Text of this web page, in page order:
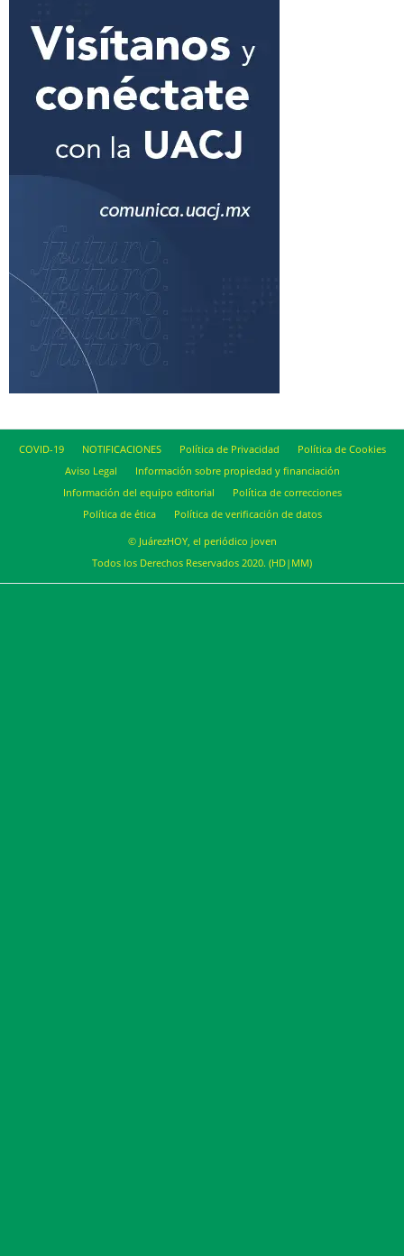
COVID-19 NOTIFICACIONES Política de Privacidad
Política de Cookies
Aviso Legal
Información sobre propiedad y financiación
Información del equipo editorial
Política de correcciones
Política de ética
Política de verificación de datos
© JuárezHOY, el periódico joven
Todos los Derechos Reservados 2020. (HD|MM)